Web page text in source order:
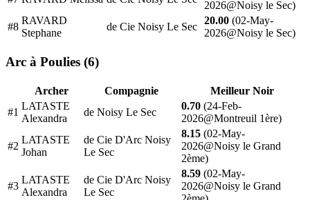
2026@Noisy le Sec)
#8
RAVARD
Stephane
de Cie Noisy Le Sec
20.00 (02-May-
2026@Noisy le Sec)
Arc à Poulies (6)
Archer Compagnie
Meilleur Noir
#1
LATASTE
Alexandra
de Noisy Le Sec
0.70 (24-Feb-
2026@Montreuil 1ère)
#2
LATASTE
Johan
de Cie D'Arc Noisy
Le Sec
8.15 (02-May-
2026@Noisy le Grand
2ème)
#3
LATASTE
Alexandra
de Cie D'Arc Noisy
Le Sec
8.59 (02-May-
2026@Noisy le Grand